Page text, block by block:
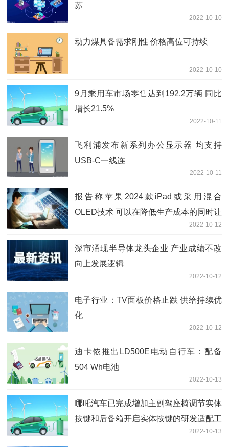
苏
2022-10-10
动力煤具备需求刚性 价格高位可持续
2022-10-10
9月乘用车市场零售达到192.2万辆 同比
增长21.5%
2022-10-11
飞利浦发布新系列办公显示器 均支持
USB-C一线连
2022-10-11
报告称苹果2024款iPad或采用混合
OLED技术 可以在降低生产成本的同时让
2022-10-12
深市涌现半导体龙头企业 产业成绩不改
向上发展逻辑
2022-10-12
电子行业：TV面板价格止跌 供给持续优
化
2022-10-12
迪卡侬推出LD500E电动自行车：配备
504 Wh电池
2022-10-13
哪吒汽车已完成增加主副驾座椅调节实体
按键和后备箱开启实体按键的研发适配工
2022-10-13